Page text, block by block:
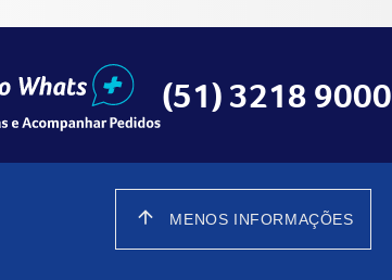
(51) 3218 9000
arrow_upward MENOS INFORMAÇÕES